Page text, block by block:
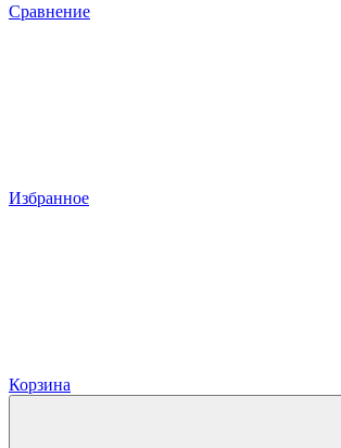
Сравнение
Избранное
Корзина